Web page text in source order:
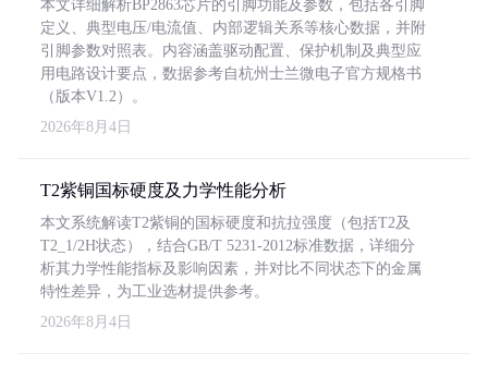
本文详细解析BP2863芯片的引脚功能及参数，包括各引脚
定义、典型电压/电流值、内部逻辑关系等核心数据，并附
引脚参数对照表。内容涵盖驱动配置、保护机制及典型应
用电路设计要点，数据参考自杭州士兰微电子官方规格书
（版本V1.2）。
2026年8月4日
T2紫铜国标硬度及力学性能分析
本文系统解读T2紫铜的国标硬度和抗拉强度（包括T2及
T2_1/2H状态），结合GB/T 5231-2012标准数据，详细分
析其力学性能指标及影响因素，并对比不同状态下的金属
特性差异，为工业选材提供参考。
2026年8月4日